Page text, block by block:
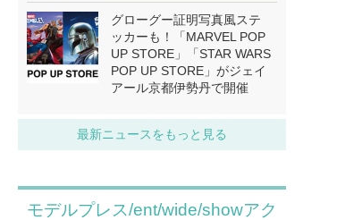
グローグー証明写真風ステ
ッカーも！「MARVEL POP
UP STORE」「STAR WARS
POP UP STORE」がジェイ
アール京都伊勢丹で開催
最新ニュースをもっと見る
モデルプレス/ent/wide/showアク